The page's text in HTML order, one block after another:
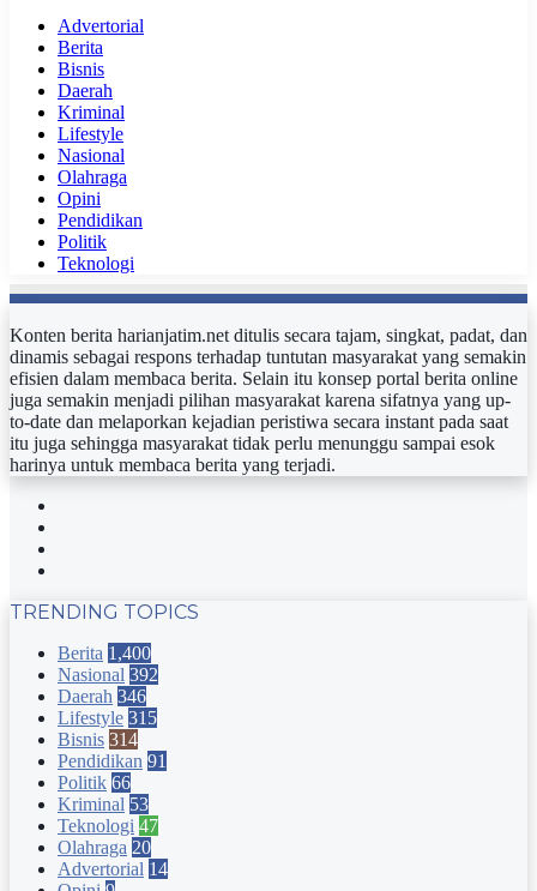
Advertorial
Berita
Bisnis
Daerah
Kriminal
Lifestyle
Nasional
Olahraga
Opini
Pendidikan
Politik
Teknologi
Konten berita harianjatim.net ditulis secara tajam, singkat, padat, dan
dinamis sebagai respons terhadap tuntutan masyarakat yang semakin
efisien dalam membaca berita. Selain itu konsep portal berita online
juga semakin menjadi pilihan masyarakat karena sifatnya yang up-
to-date dan melaporkan kejadian peristiwa secara instant pada saat
itu juga sehingga masyarakat tidak perlu menunggu sampai esok
harinya untuk membaca berita yang terjadi.
TRENDING TOPICS
Berita 1,400
Nasional 392
Daerah 346
Lifestyle 315
Bisnis 314
Pendidikan 91
Politik 66
Kriminal 53
Teknologi 47
Olahraga 20
Advertorial 14